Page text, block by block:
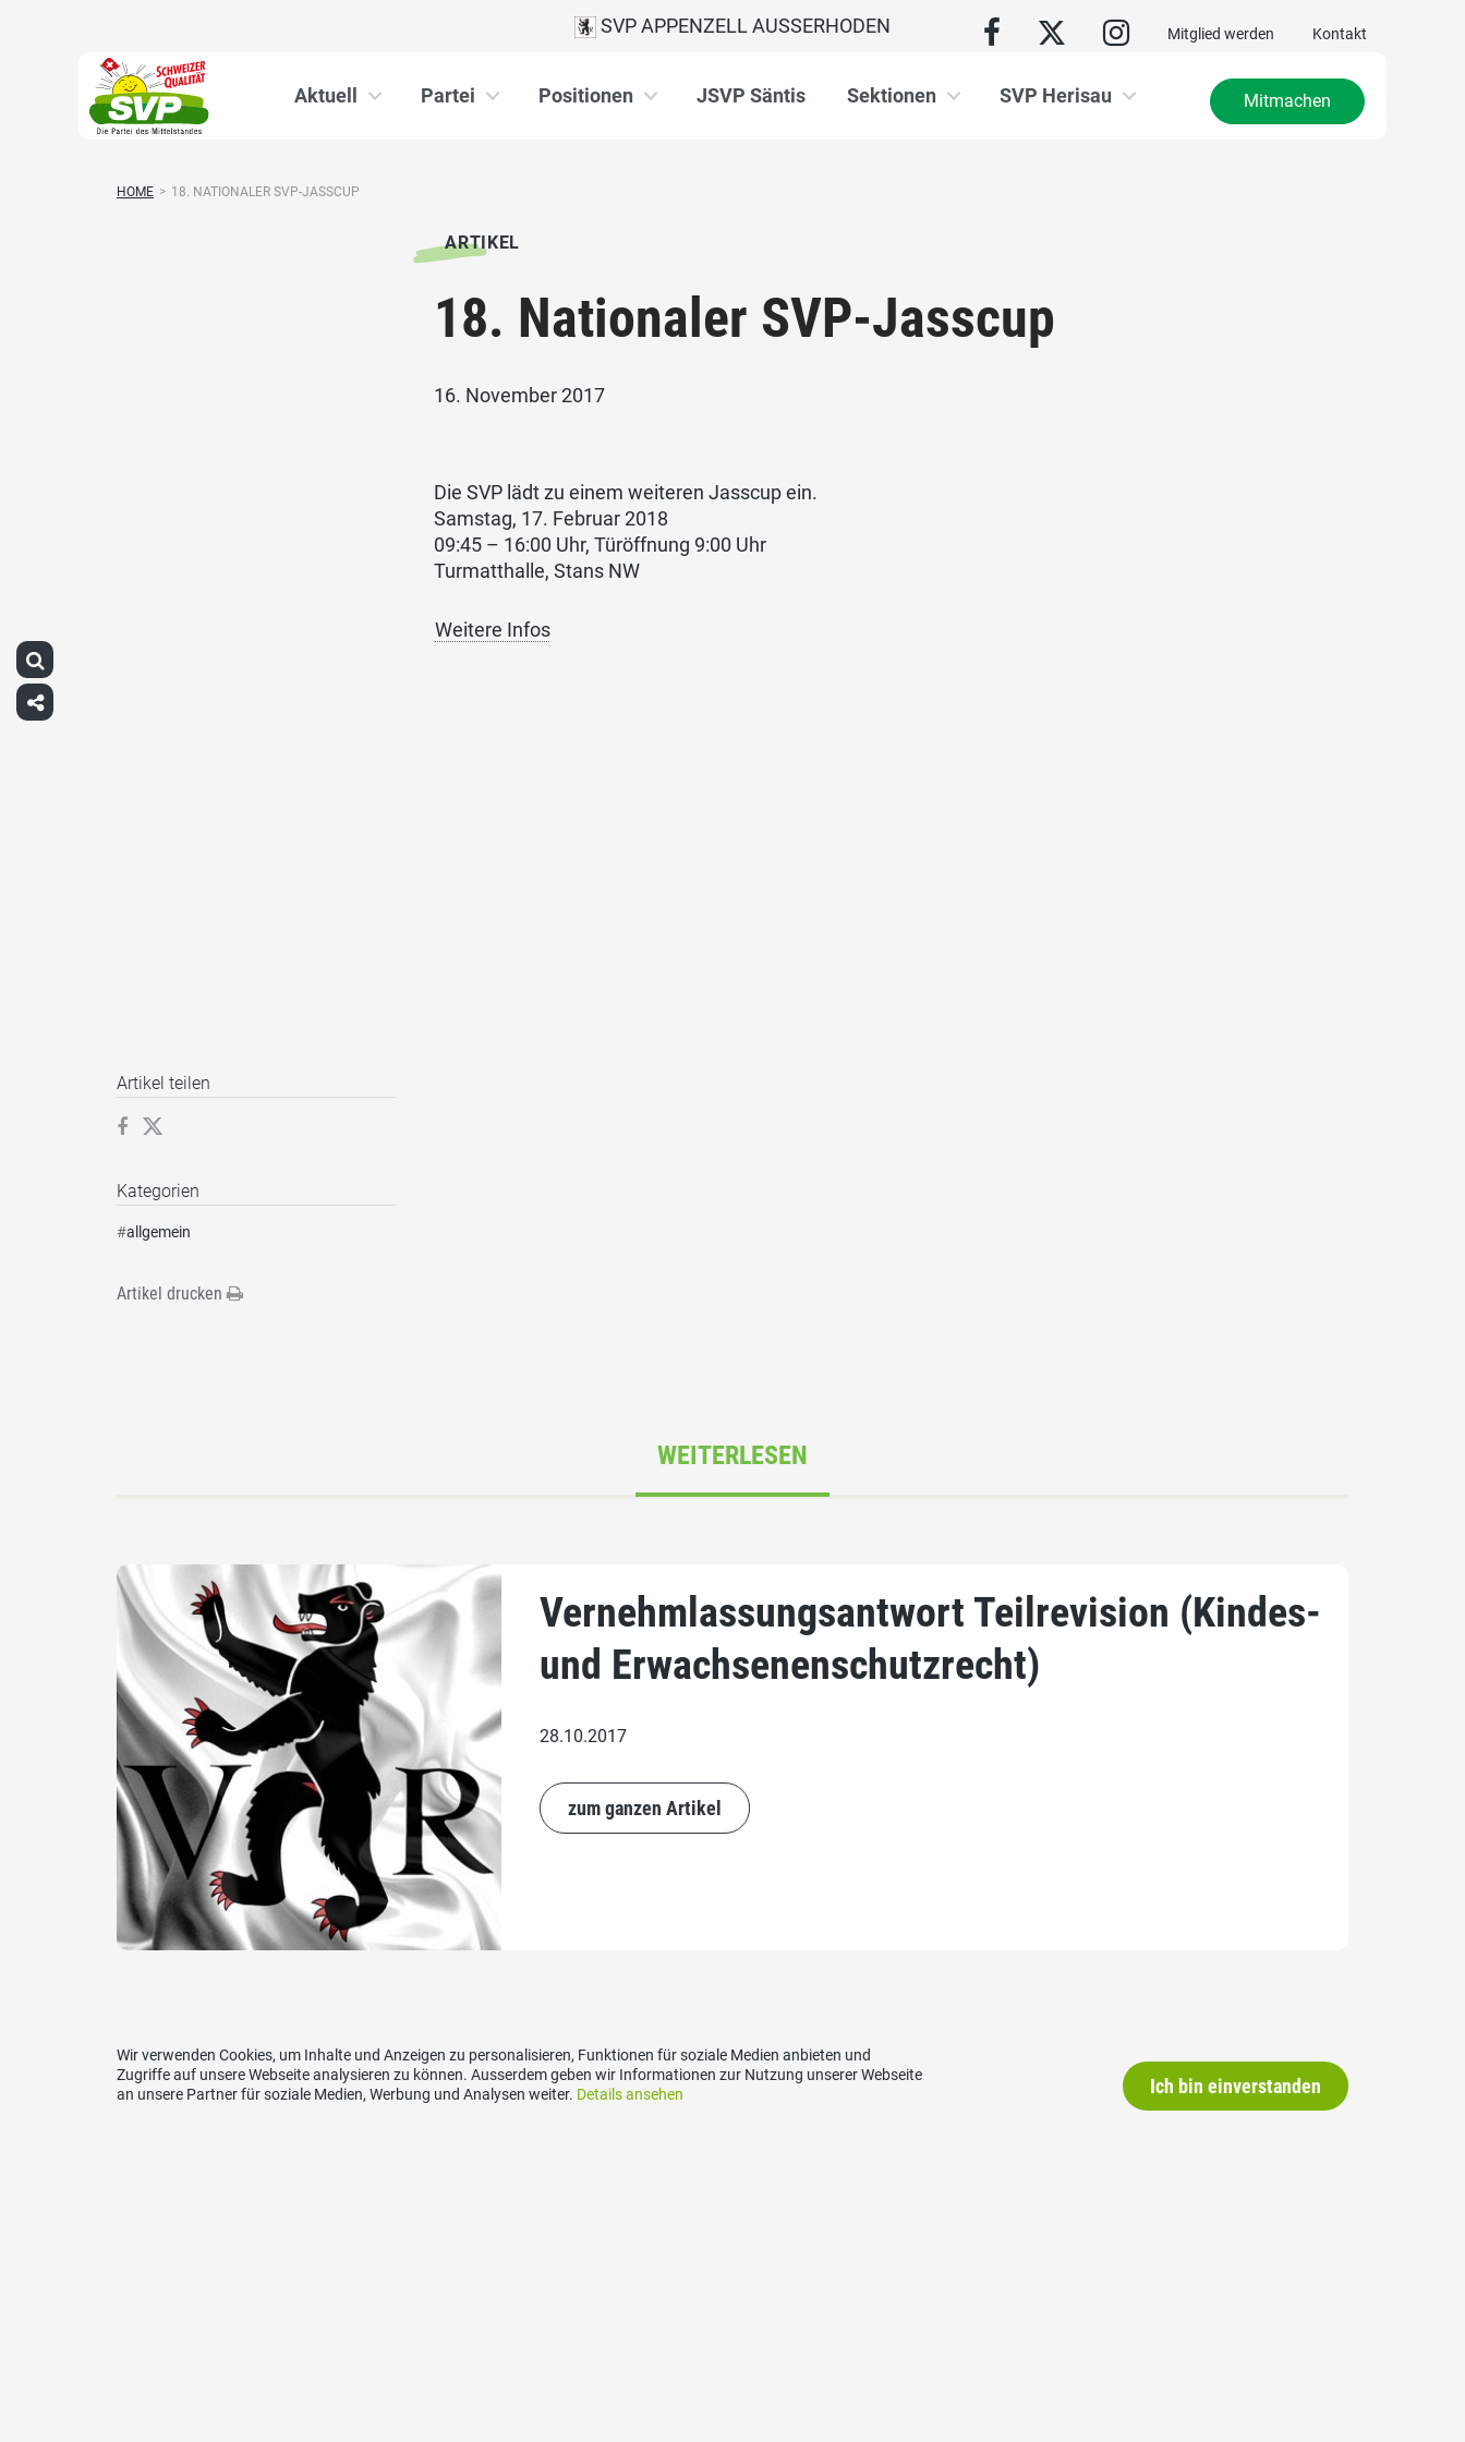
Mitglied werden Kontakt
SVP APPENZELL AUSSERHODEN
Aktuell Partei Positionen JSVP Säntis Sektionen SVP Herisau Mitmachen
HOME > 18. NATIONALER SVP-JASSCUP
ARTIKEL
18. Nationaler SVP-Jasscup
16. November 2017
Die SVP lädt zu einem weiteren Jasscup ein.
Samstag, 17. Februar 2018
09:45 – 16:00 Uhr, Türöffnung 9:00 Uhr
Turmatthalle, Stans NW
Weitere Infos
Artikel teilen
Kategorien
#allgemein
Artikel drucken
WEITERLESEN
Vernehmlassungsantwort Teilrevision (Kindes-
und Erwachsenenschutzrecht)
28.10.2017
zum ganzen Artikel
Wir verwenden Cookies, um Inhalte und Anzeigen zu personalisieren, Funktionen für soziale Medien anbieten und
Zugriffe auf unsere Webseite analysieren zu können. Ausserdem geben wir Informationen zur Nutzung unserer Webseite
an unsere Partner für soziale Medien, Werbung und Analysen weiter. Details ansehen Ich bin einverstanden